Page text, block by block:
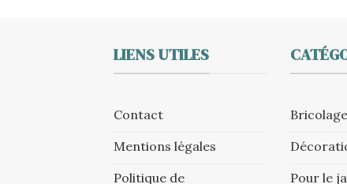
LIENS UTILES
Contact
Mentions légales
Politique de
Pour le